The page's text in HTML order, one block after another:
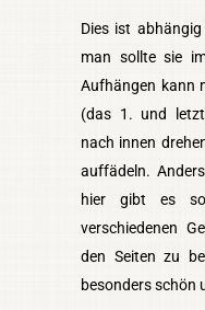
Dies ist
man sollte sie
Aufhängen kann
(das 1. und
nach innen
auffädeln.
hier gibt es
verschiedenen
den Seiten zu
besonders schön